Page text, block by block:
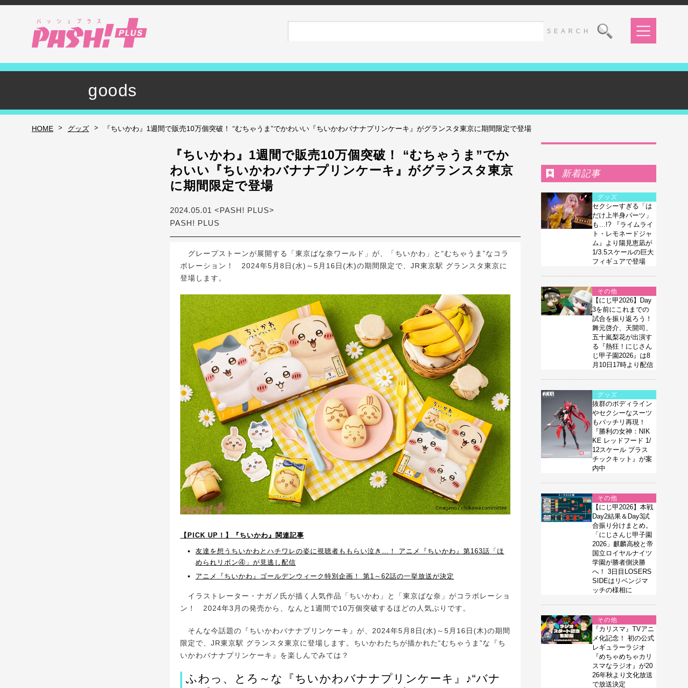
goods
HOME > グッズ > 『ちいかわ』1週間で販売10万個突破！ “むちゃうま”でかわいい『ちいかわバナナプリンケーキ』がグランスタ東京に期間限定で登場
『ちいかわ』1週間で販売10万個突破！ “むちゃうま”でか
わいい『ちいかわバナナプリンケーキ』がグランスタ東京
に期間限定で登場
2024.05.01 <PASH! PLUS>
PASH! PLUS
グレープストーンが展開する「東京ばな奈ワールド」が、「ちいかわ」と“むちゃうま”なコラ
ボレーション！ 2024年5月8日(水)～5月16日(木)の期間限定で、JR東京駅 グランスタ東京に
登場します。
【PICK UP！】『ちいかわ』関連記事
友達を想うちいかわとハチワレの姿に視聴者ももらい泣き…！ アニメ『ちいかわ』第163話「ほ
められリボン④」が見逃し配信
アニメ『ちいかわ』ゴールデンウィーク特別企画！ 第1～62話の一挙放送が決定
イラストレーター・ナガノ氏が描く人気作品「ちいかわ」と「東京ばな奈」がコラボレーショ
ン！ 2024年3月の発売から、なんと1週間で10万個突破するほどの人気ぶりです。
そんな今話題の『ちいかわバナナプリンケーキ』が、2024年5月8日(水)～5月16日(木)の期間
限定で、JR東京駅 グランスタ東京に登場します。ちいかわたちが描かれた“むちゃうま”な『ち
いかわバナナプリンケーキ』を楽しんでみては？
ふわっ、とろ～な『ちいかわバナナプリンケーキ』♪“バナ
新着記事
グッズ
セクシーすぎる「は
だけ上半身パーツ」
も…!? 『ライムライ
ト・レモネードジャ
ム』より陽見恵凪が
1/3.5スケールの巨大
フィギュアで登場
その他
【にじ甲2026】Day
3を前にこれまでの
試合を振り返ろう！
舞元啓介、天開司、
五十嵐梨花が出演す
る『熱狂！にじさん
じ甲子園2026』は8
月10日17時より配信
グッズ
抜群のボディライン
やセクシーなスーツ
もバッチリ再現！
『勝利の女神：NIK
KE レッドフード 1/
12スケール プラス
チックキット』が案
内中
その他
【にじ甲2026】本戦
Day2結果＆Day3試
合振り分けまとめ。
「にじさんじ甲子園
2026」麒麟高校と帝
国立ロイヤルナイツ
学園が勝者側決勝
へ！ 3日目LOSERS
SIDEはリベンジマ
ッチの様相に
その他
『カリスマ』TVアニ
メ化記念！ 初の公式
レギュラーラジオ
『めちゃめちゃカリ
スマなラジオ』が20
26年秋より文化放送
で放送決定